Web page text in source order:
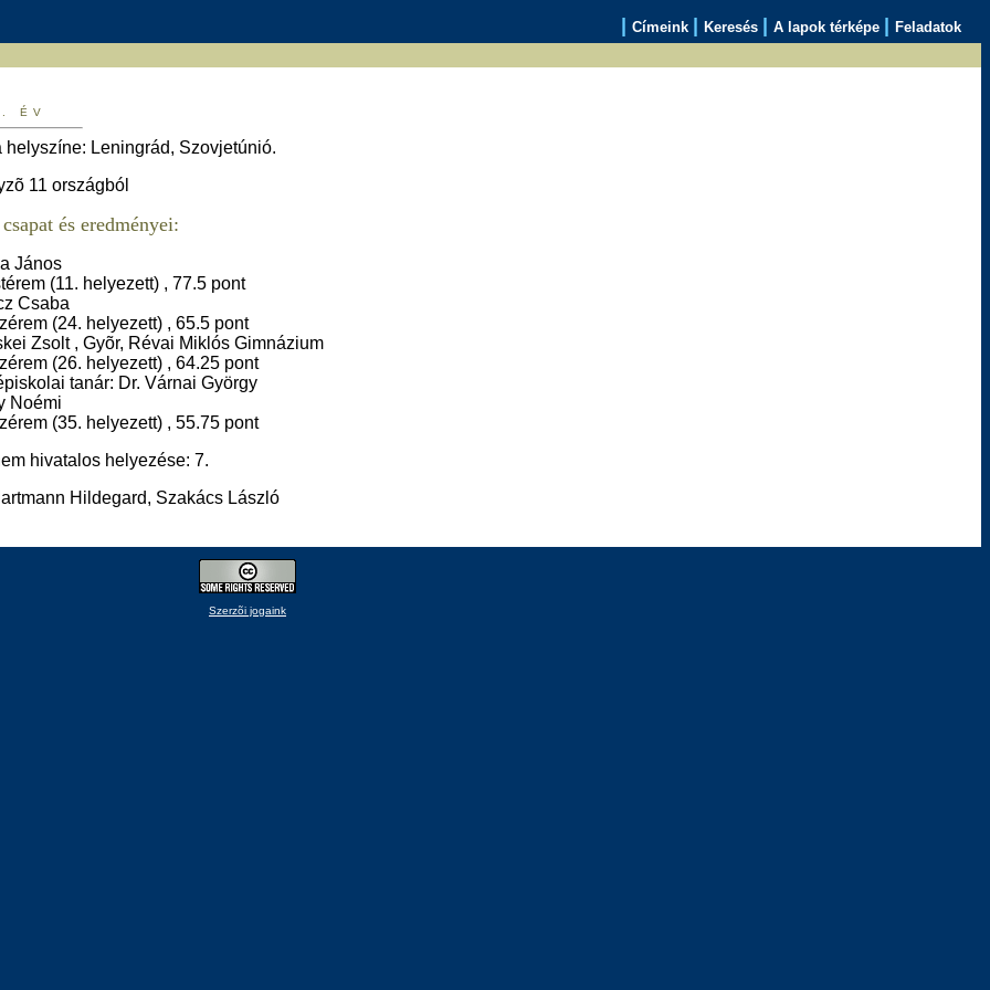
Címeink Keresés A lapok térképe
Feladatok
ÉV
helyszíne: Leningrád, Szovjetúnió.
11 országból
és eredményei:
János
(11. helyezett) , 77.5 pont
Csaba
(24. helyezett) , 65.5 pont
Zsolt , Gyõr, Révai Miklós Gimnázium
(26. helyezett) , 64.25 pont
tanár: Dr. Várnai György
Noémi
(35. helyezett) , 55.75 pont
hivatalos helyezése: 7.
Hildegard, Szakács László
Szerzõi jogaink